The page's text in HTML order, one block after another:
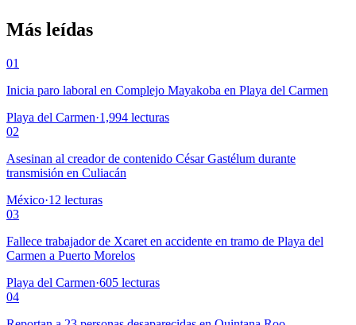
Más leídas
01
Inicia paro laboral en Complejo Mayakoba en Playa del Carmen
Playa del Carmen·1,994 lecturas
02
Asesinan al creador de contenido César Gastélum durante
transmisión en Culiacán
México·12 lecturas
03
Fallece trabajador de Xcaret en accidente en tramo de Playa del
Carmen a Puerto Morelos
Playa del Carmen·605 lecturas
04